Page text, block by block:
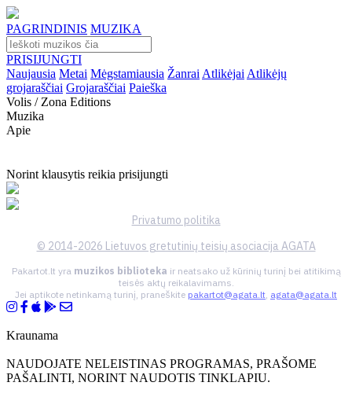
PAGRINDINIS MUZIKA
PRISIJUNGTI
Naujausia Metai Mėgstamiausia Žanrai Atlikėjai Atlikėjų
grojaraščiai Grojaraščiai Paieška
Volis / Zona Editions
Muzika
Apie
Norint klausytis reikia prisijungti
Privatumo politika
© 2014-2026 Lietuvos gretutinių teisių asociacija AGATA
Pakartot.lt yra muzikos biblioteka ir neatsako už kūrinių turinį bei atitikimą
teisės aktų reikalavimams.
Jei aptikote netinkamą turinį, praneškite pakartot@agata.lt, agata@agata.lt
Kraunama
NAUDOJATE NELEISTINAS PROGRAMAS, PRAŠOME
PAŠALINTI, NORINT NAUDOTIS TINKLAPIU.